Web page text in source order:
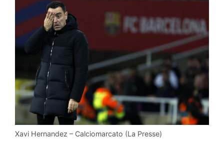
Xavi Hernandez – Calciomarcato (La Presse)